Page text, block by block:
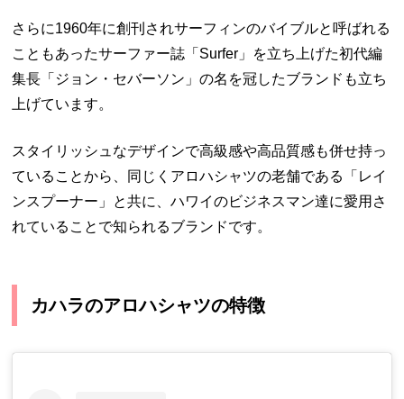
さらに1960年に創刊されサーフィンのバイブルと呼ばれる
こともあったサーファー誌「Surfer」を立ち上げた初代編
集長「ジョン・セバーソン」の名を冠したブランドも立ち
上げています。
スタイリッシュなデザインで高級感や高品質感も併せ持っ
ていることから、同じくアロハシャツの老舗である「レイ
ンスプーナー」と共に、ハワイのビジネスマン達に愛用さ
れていることで知られるブランドです。
カハラのアロハシャツの特徴